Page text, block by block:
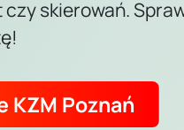
skierowań.
KZM Poznań